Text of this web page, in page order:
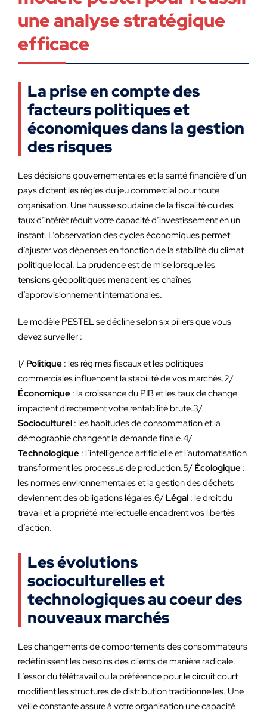
une analyse stratégique
efficace
La prise en compte des
facteurs politiques et
économiques dans la gestion
des risques
Les décisions gouvernementales et la santé financière d’un
pays dictent les règles du jeu commercial pour toute
organisation. Une hausse soudaine de la fiscalité ou des
taux d’intérêt réduit votre capacité d’investissement en un
instant. L’observation des cycles économiques permet
d’ajuster vos dépenses en fonction de la stabilité du climat
politique local. La prudence est de mise lorsque les
tensions géopolitiques menacent les chaînes
d’approvisionnement internationales.
Le modèle PESTEL se décline selon six piliers que vous
devez surveiller :
1/ Politique : les régimes fiscaux et les politiques
commerciales influencent la stabilité de vos marchés.2/
Économique : la croissance du PIB et les taux de change
impactent directement votre rentabilité brute.3/
Socioculturel : les habitudes de consommation et la
démographie changent la demande finale.4/
Technologique : l’intelligence artificielle et l’automatisation
transforment les processus de production.5/ Écologique :
les normes environnementales et la gestion des déchets
deviennent des obligations légales.6/ Légal : le droit du
travail et la propriété intellectuelle encadrent vos libertés
d’action.
Les évolutions
socioculturelles et
technologiques au coeur des
nouveaux marchés
Les changements de comportements des consommateurs
redéfinissent les besoins des clients de manière radicale.
L’essor du télétravail ou la préférence pour le circuit court
modifient les structures de distribution traditionnelles. Une
veille constante assure à votre organisation une capacité